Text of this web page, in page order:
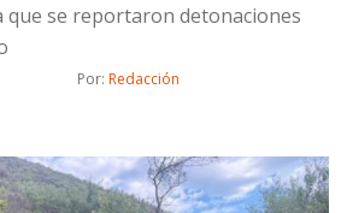
que se reportaron detonaciones
Por: Redacción